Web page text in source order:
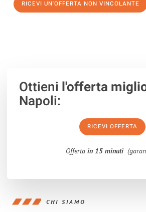
RICEVI UN'OFFERTA NON VINCOLANTE
Ottieni l'offerta
Napoli:
RICEVI OFFERTA
Offerta in 15 minuti
CHI SIAMO